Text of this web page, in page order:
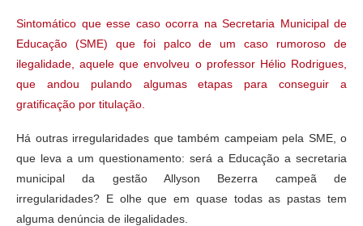
Sintomático que esse caso ocorra na Secretaria Municipal de
Educação (SME) que foi palco de um caso rumoroso de
ilegalidade, aquele que envolveu o professor Hélio Rodrigues,
que andou pulando algumas etapas para conseguir a
gratificação por titulação.
Há outras irregularidades que também campeiam pela SME, o
que leva a um questionamento: será a Educação a secretaria
municipal da gestão Allyson Bezerra campeã de
irregularidades? E olhe que em quase todas as pastas tem
alguma denúncia de ilegalidades.